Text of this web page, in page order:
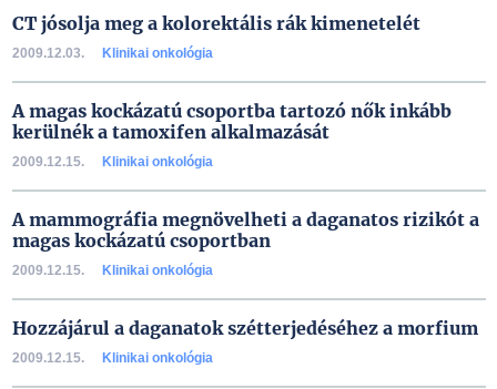
CT jósolja meg a kolorektális rák kimenetelét
2009.12.03. Klinikai onkológia
A magas kockázatú csoportba tartozó nők inkább
kerülnék a tamoxifen alkalmazását
2009.12.15. Klinikai onkológia
A mammográfia megnövelheti a daganatos rizikót a
magas kockázatú csoportban
2009.12.15. Klinikai onkológia
Hozzájárul a daganatok szétterjedéséhez a morfium
2009.12.15. Klinikai onkológia